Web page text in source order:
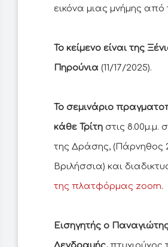
εικόνα μιας μνήμης από
Το κείμενο είναι της
Πηρούνια (11/17/2025).
Το σεμινάριο
κάθε Τρίτη στις 8.00μ.μ.
της Δράσης, (Πάρνηθος
Βριλήσσια) και
της πλατφόρμας zoom.
Εισηγητής ο